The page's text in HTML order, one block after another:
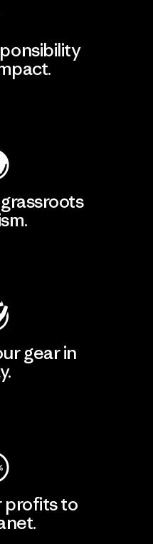
gear in
profits to